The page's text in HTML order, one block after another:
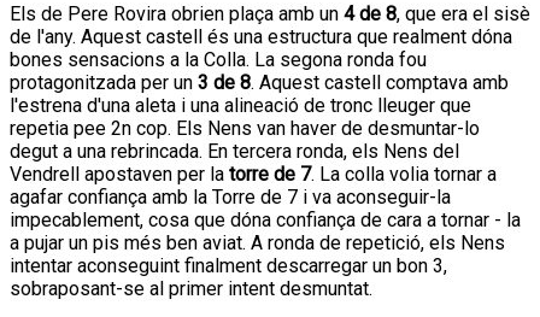
Els de Pere Rovira obrien plaça amb un 4 de 8, que era el sisè
de l'any. Aquest castell és una estructura que realment dóna
bones sensacions a la Colla. La segona ronda fou
protagonitzada per un 3 de 8. Aquest castell comptava amb
l'estrena d'una aleta i una alineació de tronc lleuger que
repetia pee 2n cop. Els Nens van haver de desmuntar-lo
degut a una rebrincada. En tercera ronda, els Nens del
Vendrell apostaven per la torre de 7. La colla volia tornar a
agafar confiança amb la Torre de 7 i va aconseguir-la
impecablement, cosa que dóna confiança de cara a tornar - la
a pujar un pis més ben aviat. A ronda de repetició, els Nens
intentar aconseguint finalment descarregar un bon 3,
sobraposant-se al primer intent desmuntat.